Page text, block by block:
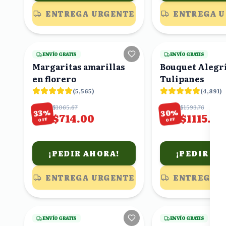
ENTREGA URGENTE ENTREGA
23viendo
ENVÍO GRATIS
Margaritas amarillas
en florero
(5,565)
33%
OFF
$1065.67
$714.00
¡PEDIR AHORA!
ENTREGA URGENTE
ENVÍO GRATIS
Bouquet
Tulipanes
(4,891)
30%
OFF
$1593.76
$1115.63
¡PEDIR
ENTREGA
6viendo
ENVÍO GRATIS ENVÍO GRATIS